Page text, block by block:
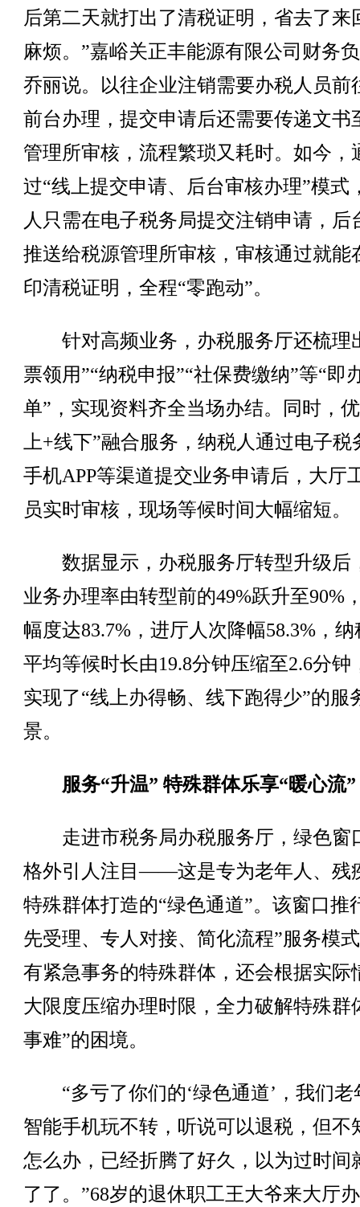
后第二天就打出了清税证明，省去了来
麻烦。”嘉峪关正丰能源有限公司财务
乔丽说。以往企业注销需要办税人员前
前台办理，提交申请后还需要传递文书
管理所审核，流程繁琐又耗时。如今，
过“线上提交申请、后台审核办理”模式
人只需在电子税务局提交注销申请，后
推送给税源管理所审核，审核通过就能
印清税证明，全程“零跑动”。
针对高频业务，办税服务厅还梳理
票领用”“纳税申报”“社保费缴纳”等“即
单”，实现资料齐全当场办结。同时，
上+线下”融合服务，纳税人通过电子税
手机APP等渠道提交业务申请后，大厅
员实时审核，现场等候时间大幅缩短。
数据显示，办税服务厅转型升级后
业务办理率由转型前的49%跃升至90%
幅度达83.7%，进厅人次降幅58.3%，纳
平均等候时长由19.8分钟压缩至2.6分钟
实现了“线上办得畅、线下跑得少”的服
景。
服务“升温” 特殊群体乐享“暖心流”
走进市税务局办税服务厅，绿色窗
格外引人注目——这是专为老年人、残
特殊群体打造的“绿色通道”。该窗口推
先受理、专人对接、简化流程”服务模
有紧急事务的特殊群体，还会根据实际
大限度压缩办理时限，全力破解特殊群
事难”的困境。
“多亏了你们的‘绿色通道’，我们老
智能手机玩不转，听说可以退税，但不
怎么办，已经折腾了好久，以为过时间
了了。”68岁的退休职工王大爷来大厅